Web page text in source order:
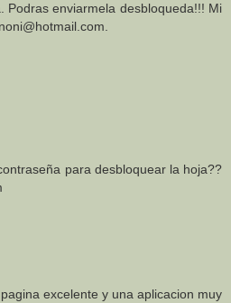
Podras enviarmela desbloqueda!!! Mi
para desbloquear la hoja??
excelente y una aplicacion muy